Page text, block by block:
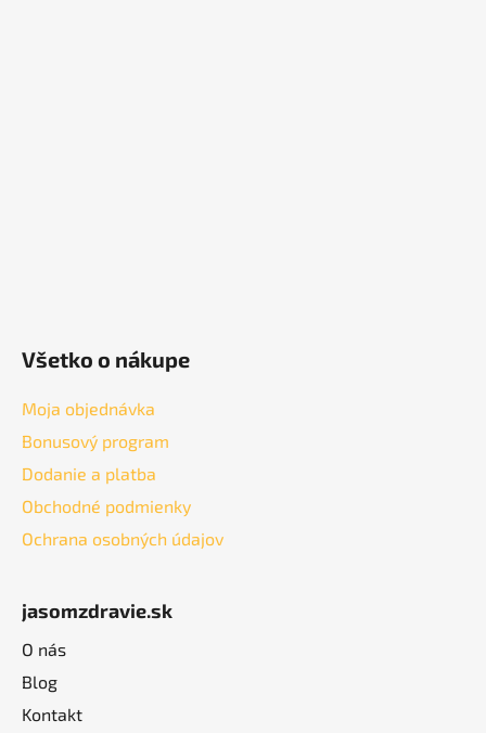
Všetko o nákupe
Moja objednávka
Bonusový program
Dodanie a platba
Obchodné podmienky
Ochrana osobných údajov
jasomzdravie.sk
O nás
Blog
Kontakt